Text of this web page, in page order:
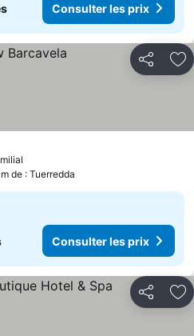
Consulter les prix
Partager
de : Tuerredda
Consulter les prix
Partager